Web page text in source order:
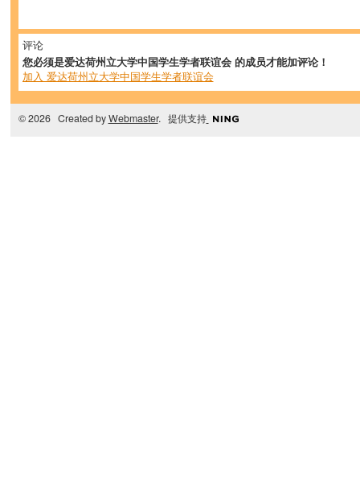
评论
您必须是爱达荷州立大学中国学生学者联谊会 的成员才能加评论！
加入 爱达荷州立大学中国学生学者联谊会
© 2026 Created byWebmaster. 提供支持